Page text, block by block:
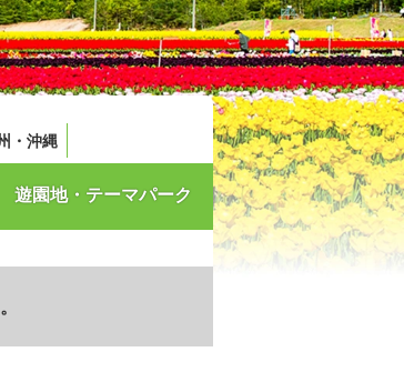
・沖縄
遊園地・テーマパーク